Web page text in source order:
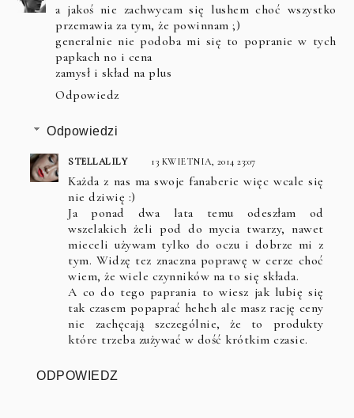
a jakoś nie zachwycam się lushem choć wszystko
przemawia za tym, że powinnam ;)
generalnie nie podoba mi się to popranie w tych
papkach no i cena
zamysł i skład na plus
Odpowiedz
Odpowiedzi
STELLALILY 13 KWIETNIA, 2014 23:07
Każda z nas ma swoje fanaberie więc wcale się
nie dziwię :)
Ja ponad dwa lata temu odeszłam od
wszelakich żeli pod do mycia twarzy, nawet
mieceli używam tylko do oczu i dobrze mi z
tym. Widzę tez znaczna poprawę w cerze choć
wiem, że wiele czynników na to się składa.
A co do tego paprania to wiesz jak lubię się
tak czasem popaprać heheh ale masz rację ceny
nie zachęcają szczególnie, że to produkty
które trzeba zużywać w dość krótkim czasie.
ODPOWIEDZ